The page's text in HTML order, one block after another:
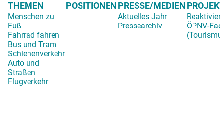
THEMEN POSITIONENPRESSE/MEDIEN
Menschen zu
Fuß
Fahrrad fahren
Bus und Tram
Schienenverkehr
Auto und
Straßen
Flugverkehr
Aktuelles Jahr
Pressearchiv
ÖPNV-